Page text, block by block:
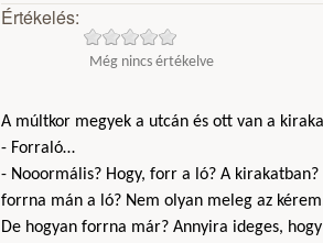
Értékelés:
Még nincs értékelve
A múltkor megyek a utcán és ott van a
- Forraló…
- Nooormális? Hogy, forr a ló? A
forrna mán a ló? Nem olyan meleg az
De hogyan forrna már? Annyira ideges,